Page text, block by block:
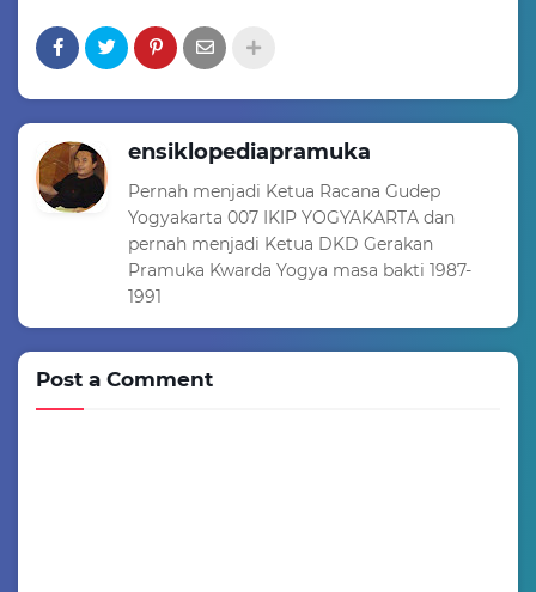
ensiklopediapramuka
Pernah menjadi Ketua Racana Gudep
Yogyakarta 007 IKIP YOGYAKARTA dan
pernah menjadi Ketua DKD Gerakan
Pramuka Kwarda Yogya masa bakti 1987-
1991
Post a Comment